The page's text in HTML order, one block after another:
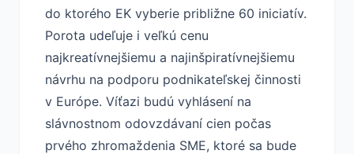
do ktorého EK vyberie približne 60 iniciatív.
Porota udeľuje i veľkú cenu
najkreatívnejšiemu a najinšpiratívnejšiemu
návrhu na podporu podnikateľskej činnosti
v Európe. Víťazi budú vyhlásení na
slávnostnom odovzdávaní cien počas
prvého zhromaždenia SME, ktoré sa bude